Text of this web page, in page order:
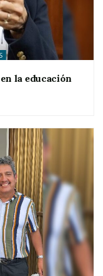
la educación